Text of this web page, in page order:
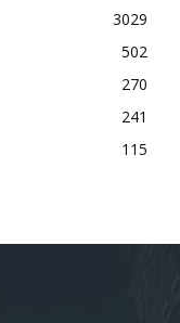
3029
502
270
241
115